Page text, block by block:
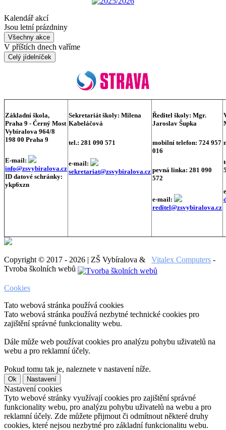
Kalendář akcí
Jsou letní prázdniny
Všechny akce
V příštích dnech vaříme
Celý jídelníček
Základní škola,
Praha 9 - Černý Most
Vybíralova 964/8
198 00 Praha 9
E-mail:
info@zsvybiralova.cz
ID datové schránky:
ykp6xzn
Sekretariát školy: Milena
Kabeláčová
tel.: 281 090 571
e-mail:
sekretariat@zsvybiralova.cz
Ředitel školy: Mgr.
Jaroslav Šupka
mobilní telefon: 724 957
016
pevná linka: 281 090
572
e-mail:
reditel@zsvybiralova.cz
Copyright © 2017 - 2026 | ZŠ Vybíralova & Vitalex Computers -
Tvroba školních webů
Cookies
Tato webová stránka používá cookies
Tato webová stránka používá nezbytné technické cookies pro
zajištění správné funkcionality webu.
Dále může web používat cookies pro analýzu pohybu uživatelů na
webu a pro reklamní účely.
Pokud tomu tak je, naleznete v nastavení níže.
Ok Nastavení
Nastavení cookies
Tyto webové stránky využívají cookies pro zajištění správné
funkcionality webu, pro analýzu pohybu uživatelů na webu a pro
reklamní účely. Zde můžete přijmout či odmítnout některé druhy
cookies, které nejsou nezbytné pro základní funkcionalitu webu.